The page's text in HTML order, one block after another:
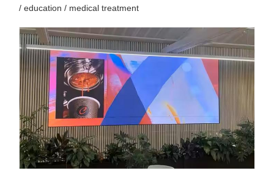
/ education / medical treatment